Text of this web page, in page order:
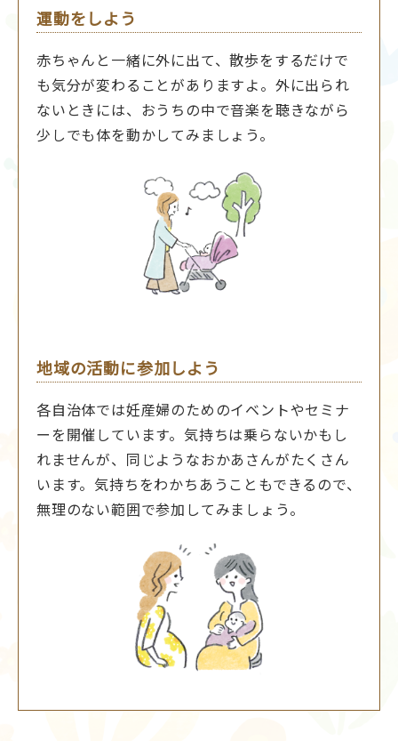
運動をしよう
赤ちゃんと一緒に外に出て、散歩をするだけで
も気分が変わることがありますよ。外に出られ
ないときには、おうちの中で音楽を聴きながら
少しでも体を動かしてみましょう。
地域の活動に参加しよう
各自治体では妊産婦のためのイベントやセミナ
ーを開催しています。気持ちは乗らないかもし
れませんが、同じようなおかあさんがたくさん
います。気持ちをわかちあうこともできるので、
無理のない範囲で参加してみましょう。